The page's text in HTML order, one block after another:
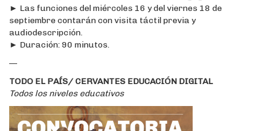
► Las funciones del miércoles 16 y del viernes 18 de
septiembre contarán con visita táctil previa y
audiodescripción.
► Duración: 90 minutos.
—
TODO EL PAÍS/ CERVANTES EDUCACIÓN DIGITAL
Todos los niveles educativos